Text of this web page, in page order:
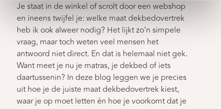
Je staat in de winkel of scrolt door een webshop
en ineens twijfel je: welke maat dekbedovertrek
heb ik ook alweer nodig? Het lijkt zo’n simpele
vraag, maar toch weten veel mensen het
antwoord niet direct. En dat is helemaal niet gek.
Want meet je nu je matras, je dekbed of iets
daartussenin? In deze blog leggen we je precies
uit hoe je de juiste maat dekbedovertrek kiest,
waar je op moet letten én hoe je voorkomt dat je